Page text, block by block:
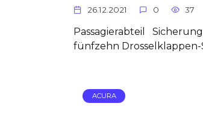
26.12.2021 0 37
Passagierabteil
fünfzehn
ACURA